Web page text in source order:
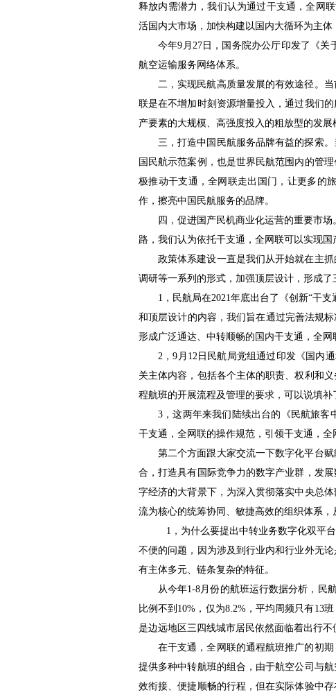
释放内需潜力，我们认为通过干支通，全网
活国内大市场，加快构建以 国内大循环为主体
今年9月27日，国务院办公厅印发了《
航空运输服务网络体系。
二，实现民航高质量发展的有效途径。
联是在不增加时刻资源增量投入，通过我们
产要素的大规模、高强度投入的粗放型的发
三，打造中国民航服务品牌有益的探索
国民航示范案例，也是世界民航范围内的管
极推动干支通，全网联走出国门，让更多的
作，擦亮中国民航服务的品牌。
四，促进国产民机商业化运营的重要市
路，我们认为依托干支通，全网联可以实现
政策体系建设一直是我们从开始就在主
调研等一系列的形式，加强顶层设计，形成了
1，民航局在2021年底出台了《创新“干
和顶层设计的内容，我们旨在通过完善法规
形成广泛通达、中转顺畅的国内干支通，全
2，9月12日民航局党组通过印发《国内
关主体内容，包括各个主体的职责、权利和
程航班的开展流程及管理的要求，可以说填
3，这两年来我们陆续出台的《民航旅
干支通，全网联的操作规范，引领干支通，
第二个方面跟大家交流一下数字化平台
合，打造具有国际竞争力的数字产业群，发
字经济的大背景下，为深入贯彻落实中央总
流为核心的统筹协同、敏捷高效的组织体系
1，为什么要提出中转业务数字化双平
不便的问题，因为涉及到行业内和行业外无
有主体多元、链条复杂的特征。
从今年1-8月份的航班运行数据分析，民
比例不到10%，仅为8.2%，平均周频只有13
是边远地区三四线城市居民依然面临着出行
在干支通，全网联的通程航班推广的初
提供多种中转航班的组合，由于航空公司与
效衔接、便捷顺畅的行程，但在实际体验中